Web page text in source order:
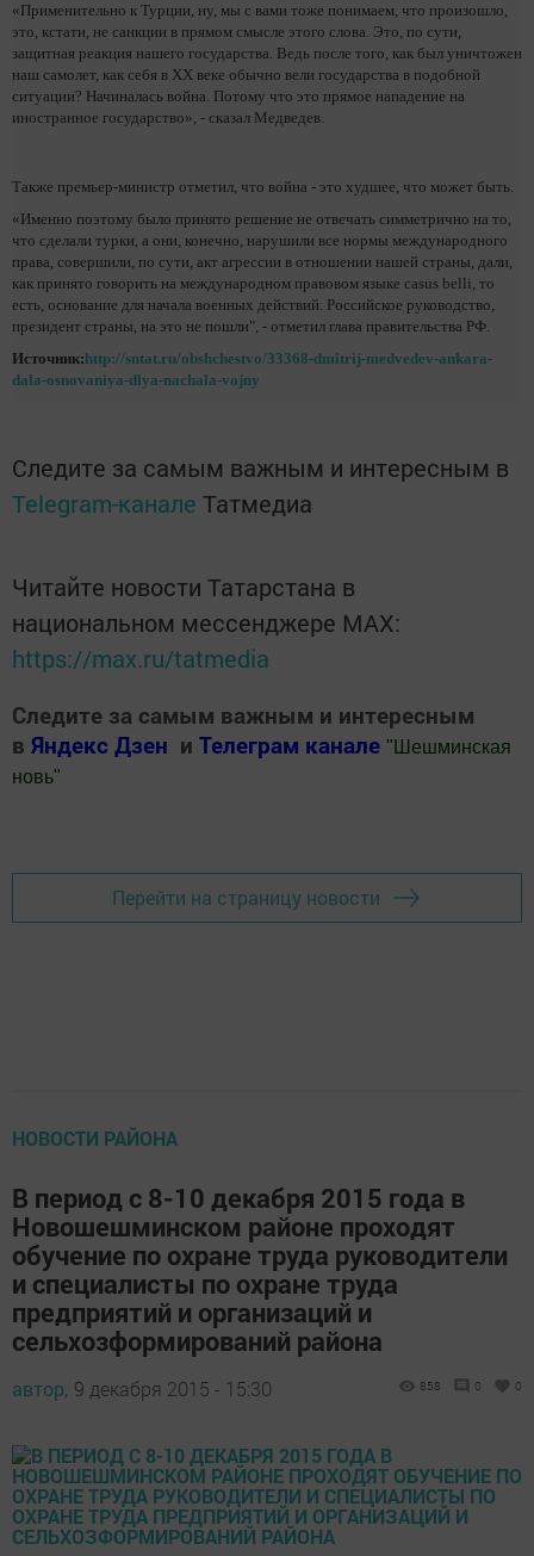
«Применительно к Турции, ну, мы с вами тоже понимаем, что произошло,
это, кстати, не санкции в прямом смысле этого слова. Это, по сути,
защитная реакция нашего государства. Ведь после того, как был уничтожен
наш самолет, как себя в ХХ веке обычно вели государства в подобной
ситуации? Начиналась война. Потому что это прямое нападение на
иностранное государство», - сказал Медведев.
Также премьер-министр отметил, что война - это худшее, что может быть.
«Именно поэтому было принято решение не отвечать симметрично на то,
что сделали турки, а они, конечно, нарушили все нормы международного
права, совершили, по сути, акт агрессии в отношении нашей страны, дали,
как принято говорить на международном правовом языке casus belli, то
есть, основание для начала военных действий. Российское руководство,
президент страны, на это не пошли", - отметил глава правительства РФ.
Источник:http://sntat.ru/obshchestvo/33368-dmitrij-medvedev-ankara-
dala-osnovaniya-dlya-nachala-vojny
Следите за самым важным и интересным в
Telegram-канале Татмедиа
Читайте новости Татарстана в
национальном мессенджере MАХ:
https://max.ru/tatmedia
Следите за самым важным и интересным
в Яндекс Дзен и Телеграм канале " Шешминская
новь"
Перейти на страницу новости
НОВОСТИ РАЙОНА
В период с 8-10 декабря 2015 года в
Новошешминском районе проходят
обучение по охране труда руководители
и специалисты по охране труда
предприятий и организаций и
сельхозформирований района
автор, 9 декабря 2015 - 15:30 858 0 0